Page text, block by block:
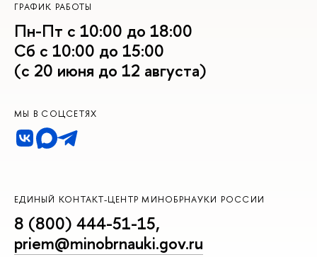
ГРАФИК РАБОТЫ
Пн-Пт с 10:00 до 18:00
Сб с 10:00 до 15:00
(с 20 июня до 12 августа)
МЫ В СОЦСЕТЯХ
ЕДИНЫЙ КОНТАКТ-ЦЕНТР МИНОБРНАУКИ РОССИИ
8 (800) 444-51-15,
priem@minobrnauki.gov.ru